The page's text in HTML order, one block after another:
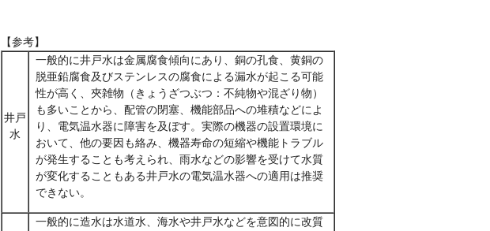
【参考】
井戸
水
一般的に井戸水は金属腐食傾向にあり、銅の孔食、黄銅の
脱亜鉛腐食及びステンレスの腐食による漏水が起こる可能
性が高く、夾雑物（きょうざつぶつ：不純物や混ざり物）
も多いことから、配管の閉塞、機能部品への堆積などによ
り、電気温水器に障害を及ぼす。実際の機器の設置環境に
おいて、他の要因も絡み、機器寿命の短縮や機能トラブル
が発生することも考えられ、雨水などの影響を受けて水質
が変化することもある井戸水の電気温水器への適用は推奨
できない。
一般的に造水は水道水、海水や井戸水などを意図的に改質